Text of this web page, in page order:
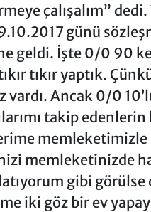
çalışalım”
günü
geldi. İşte 0/0 90
tıkır yaptık.
Ancak 0/0
takip edenlerin
memleketimizle
memleketinizde
gibi
iki göz bir ev